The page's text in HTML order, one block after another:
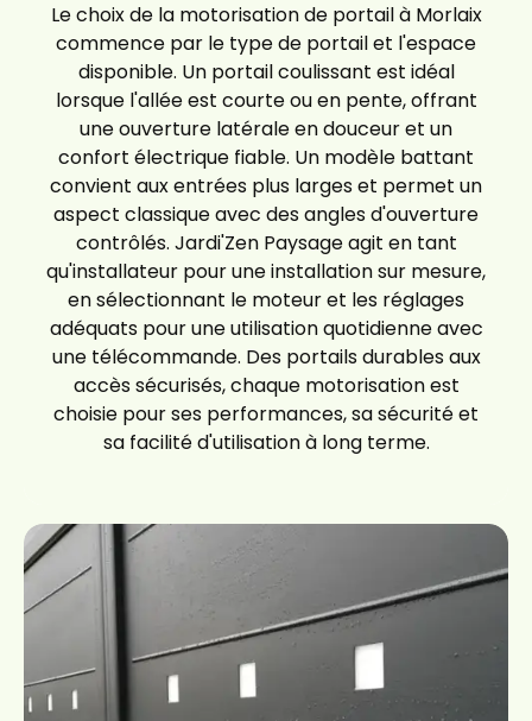
Le choix de la motorisation de portail à Morlaix
commence par le type de portail et l'espace
disponible. Un portail coulissant est idéal
lorsque l'allée est courte ou en pente, offrant
une ouverture latérale en douceur et un
confort électrique fiable. Un modèle battant
convient aux entrées plus larges et permet un
aspect classique avec des angles d'ouverture
contrôlés. Jardi'Zen Paysage agit en tant
qu'installateur pour une installation sur mesure,
en sélectionnant le moteur et les réglages
adéquats pour une utilisation quotidienne avec
une télécommande. Des portails durables aux
accès sécurisés, chaque motorisation est
choisie pour ses performances, sa sécurité et
sa facilité d'utilisation à long terme.